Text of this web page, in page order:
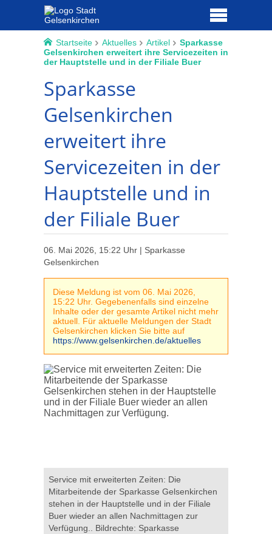
Startseite Aktuelles Artikel
Sparkasse
Gelsenkirchen erweitert ihre Servicezeiten in
der Hauptstelle und in der Filiale Buer
Sparkasse
Gelsenkirchen
erweitert ihre
Servicezeiten in der
Hauptstelle und in
der Filiale Buer
06. Mai 2026, 15:22 Uhr | Sparkasse
Gelsenkirchen
Diese Meldung ist vom 06. Mai 2026,
15:22 Uhr. Gegebenenfalls sind einzelne
Inhalte oder der gesamte Artikel nicht mehr
aktuell. Für aktuelle Meldungen der Stadt
Gelsenkirchen klicken Sie bitte auf
https://www.gelsenkirchen.de/aktuelles
Service mit erweiterten Zeiten: Die
Mitarbeitende der Sparkasse Gelsenkirchen
stehen in der Hauptstelle und in der Filiale
Buer wieder an allen Nachmittagen zur
Verfügung.. Bildrechte: Sparkasse